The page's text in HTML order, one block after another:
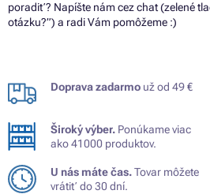
poradiť? Napíšte nám cez chat (zelené
otázku?”) a radi Vám pomôžeme :)
Doprava zadarmo už od 49 €
Široký výber. Ponúkame viac
ako 41000 produktov.
U nás máte čas.Tovar môžete
vrátiť do 30 dní.